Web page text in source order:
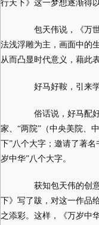
行天下》这一梦想逐渐得
包天伟说，《万世
法浅浮雕为主，画面中的
从而凸显时代意义，藉此
好马好鞍，引来学
俗话说，好马配好
家、“两院”（中央美院、
下”八个大字；邀请了著
岁中华”八个大字。
获知包天伟的创意
下》写了跋，对这一作品
之添彩。这样，《万岁中